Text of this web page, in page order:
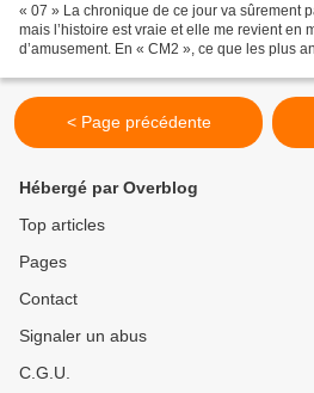
« 07 » La chronique de ce jour va sûrement
mais l’histoire est vraie et elle me revient en
d’amusement. En « CM2 », ce que les plus
< Page précédente
Hébergé par Overblog
Top articles
Pages
Contact
Signaler un abus
C.G.U.